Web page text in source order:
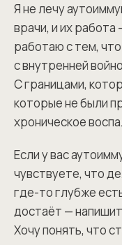
Я не лечу
врачи, и их работа
работаю с тем,
с внутренней
С границами,
которые не были
хроническое
Если у вас
чувствуете, что
где-то глубже
достаёт —
Хочу понять, что